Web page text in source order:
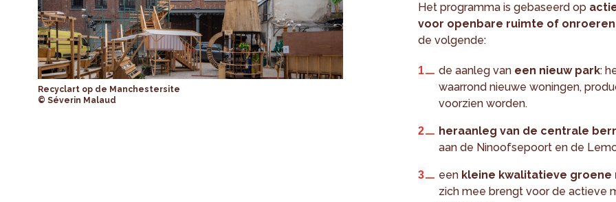
Recyclart op de Manchestersite
© Séverin Malaud
Het programma is gebaseerd op
voor openbare ruimte of
de volgende:
de aanleg van een nieuw park:
waarrond nieuwe woningen,
voorzien worden.
heraanleg van de centrale
aan de Ninoofsepoort en de
een kleine kwalitatieve groene
zich mee brengt voor de actieve